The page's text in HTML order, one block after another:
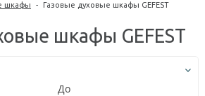
шкафы - Газовые духовые шкафы GEFEST
шкафы GEFEST
До